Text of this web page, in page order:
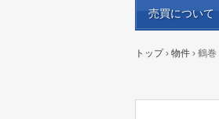
売買について
トップ › 物件 › 鶴巻